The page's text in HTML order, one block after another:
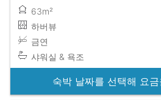
63m²
하버뷰
금연
샤워실 & 욕조
숙박 날짜를 선택해 요